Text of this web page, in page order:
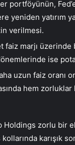
portföyünün,
yeniden yatırım
verilmesi.
faiz marjı üzerinde
ise
uzun faiz oranı
hem zorluklar
Holdings zorlu bir
karışık